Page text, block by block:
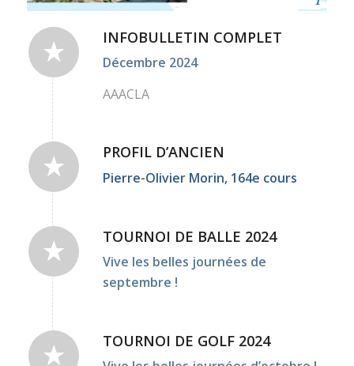
INFOBULLETIN COMPLET
Décembre 2024
AAACLA
PROFIL D’ANCIEN
Pierre-Olivier Morin, 164e cours
TOURNOI DE BALLE 2024
Vive les belles journées de
septembre !
TOURNOI DE GOLF 2024